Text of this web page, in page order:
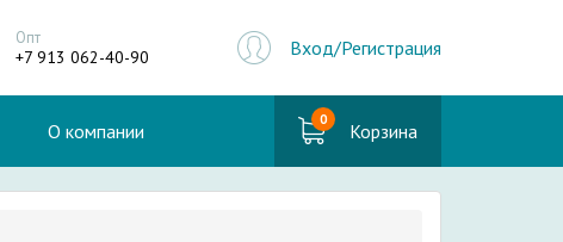
Опт
+7 913 062-40-90 Вход/Регистрация
О компании 0 Корзина